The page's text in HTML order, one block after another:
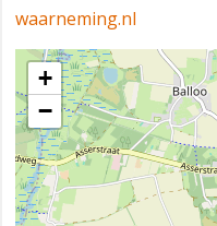
waarneming.nl
+
−